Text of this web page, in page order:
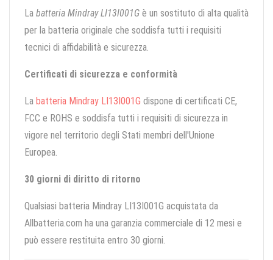
La batteria Mindray LI13I001G è un sostituto di alta qualità
per la batteria originale che soddisfa tutti i requisiti
tecnici di affidabilità e sicurezza.
Certificati di sicurezza e conformità
La batteria Mindray LI13I001G dispone di certificati CE,
FCC e ROHS e soddisfa tutti i requisiti di sicurezza in
vigore nel territorio degli Stati membri dell'Unione
Europea.
30 giorni di diritto di ritorno
Qualsiasi batteria Mindray LI13I001G acquistata da
Allbatteria.com ha una garanzia commerciale di 12 mesi e
può essere restituita entro 30 giorni.